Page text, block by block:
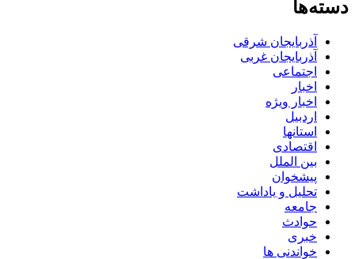
دسته‌ها
آذربایجان شرقی
آذربایجان غربی
اجتماعی
اخبار
اخبار ویژه
اردبیل
استانها
اقتصادی
بین الملل
پیشخوان
تحلیل و یاداشت
جامعه
حوادث
خبری
خواندنی ها